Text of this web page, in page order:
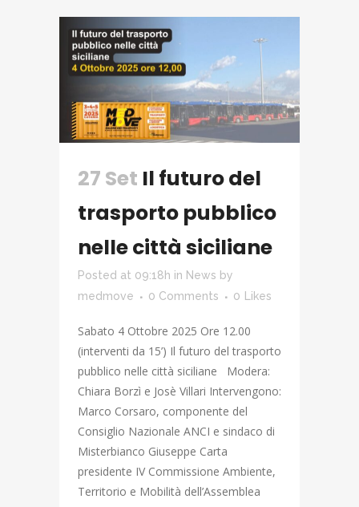
27 Set Il futuro del
trasporto pubblico
nelle città siciliane
Posted at 09:18h in News by
medmove
0 Comments 0 Likes
Sabato 4 Ottobre 2025 Ore 12.00
(interventi da 15’) Il futuro del trasporto
pubblico nelle città siciliane Modera:
Chiara Borzì e Josè Villari Intervengono:
Marco Corsaro, componente del
Consiglio Nazionale ANCI e sindaco di
Misterbianco Giuseppe Carta
presidente IV Commissione Ambiente,
Territorio e Mobilità dell’Assemblea